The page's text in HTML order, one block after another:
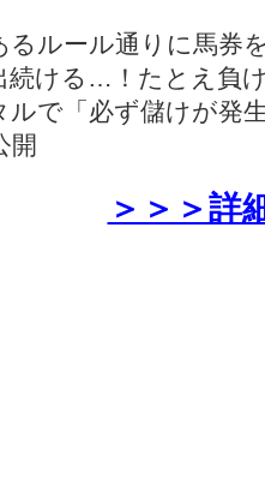
るルール通りに馬券
続ける…！たとえ負
ルで「必ず儲けが発
開
＞＞＞詳